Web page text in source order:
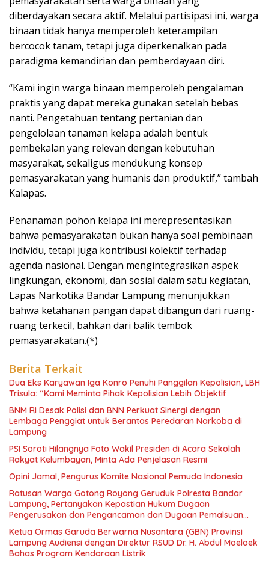
diberdayakan secara aktif. Melalui partisipasi ini, warga
binaan tidak hanya memperoleh keterampilan
bercocok tanam, tetapi juga diperkenalkan pada
paradigma kemandirian dan pemberdayaan diri.
“Kami ingin warga binaan memperoleh pengalaman
praktis yang dapat mereka gunakan setelah bebas
nanti. Pengetahuan tentang pertanian dan
pengelolaan tanaman kelapa adalah bentuk
pembekalan yang relevan dengan kebutuhan
masyarakat, sekaligus mendukung konsep
pemasyarakatan yang humanis dan produktif,” tambah
Kalapas.
Penanaman pohon kelapa ini merepresentasikan
bahwa pemasyarakatan bukan hanya soal pembinaan
individu, tetapi juga kontribusi kolektif terhadap
agenda nasional. Dengan mengintegrasikan aspek
lingkungan, ekonomi, dan sosial dalam satu kegiatan,
Lapas Narkotika Bandar Lampung menunjukkan
bahwa ketahanan pangan dapat dibangun dari ruang-
ruang terkecil, bahkan dari balik tembok
pemasyarakatan.(*)
Berita Terkait
Dua Eks Karyawan Iga Konro Penuhi Panggilan Kepolisian, LBH
Trisula: “Kami Meminta Pihak Kepolisian Lebih Objektif
BNM RI Desak Polisi dan BNN Perkuat Sinergi dengan
Lembaga Penggiat untuk Berantas Peredaran Narkoba di
Lampung
PSI Soroti Hilangnya Foto Wakil Presiden di Acara Sekolah
Rakyat Kelumbayan, Minta Ada Penjelasan Resmi
Opini Jamal, Pengurus Komite Nasional Pemuda Indonesia
Ratusan Warga Gotong Royong Geruduk Polresta Bandar
Lampung, Pertanyakan Kepastian Hukum Dugaan
Pengerusakan dan Pengancaman dan Dugaan Pemalsuan
Ketua Ormas Garuda Berwarna Nusantara (GBN) Provinsi
Lampung Audiensi dengan Direktur RSUD Dr. H. Abdul Moeloek
Bahas Program Kendaraan Listrik